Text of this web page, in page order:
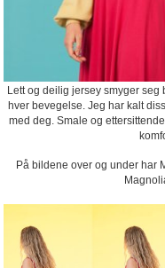
Lett og deilig jersey smyger
hver bevegelse. Jeg har kalt
med deg. Smale og
På bildene over og under har